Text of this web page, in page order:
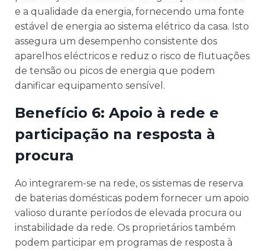
e a qualidade da energia, fornecendo uma fonte
estável de energia ao sistema elétrico da casa. Isto
assegura um desempenho consistente dos
aparelhos eléctricos e reduz o risco de flutuações
de tensão ou picos de energia que podem
danificar equipamento sensível.
Benefício 6: Apoio à rede e
participação na resposta à
procura
Ao integrarem-se na rede, os sistemas de reserva
de baterias domésticas podem fornecer um apoio
valioso durante períodos de elevada procura ou
instabilidade da rede. Os proprietários também
podem participar em programas de resposta à